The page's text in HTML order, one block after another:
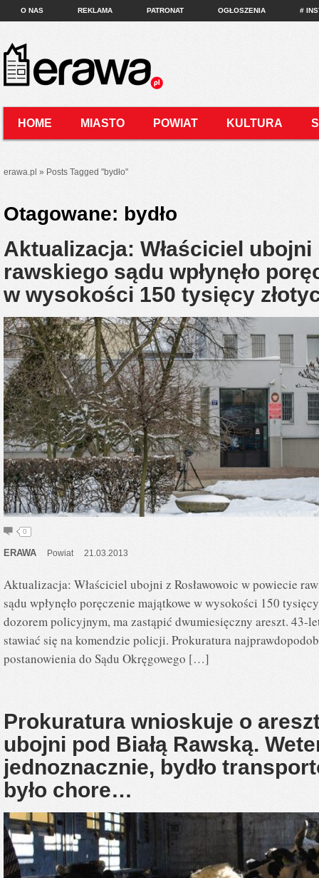
O NAS REKLAMA PATRONAT OGŁOSZENIA #
HOME MIASTO POWIAT KULTURA
erawa.pl » Posts Tagged "bydło"
Otagowane: bydło
Aktualizacja: Właściciel
rawskiego sądu wpłynęło
w wysokości 150 tysięcy
0
ERAWA Powiat 21.03.2013
Aktualizacja: Właściciel ubojni z Rosławowoic w powiecie
sądu wpłynęło poręczenie majątkowe w wysokości 150
dozorem policyjnym, ma zastąpić dwumiesięczny areszt.
stawiać się na komendzie policji. Prokuratura
postanowienia do Sądu Okręgowego […]
Prokuratura wnioskuje o
ubojni pod Białą Rawską.
jednoznacznie, bydło
było chore…